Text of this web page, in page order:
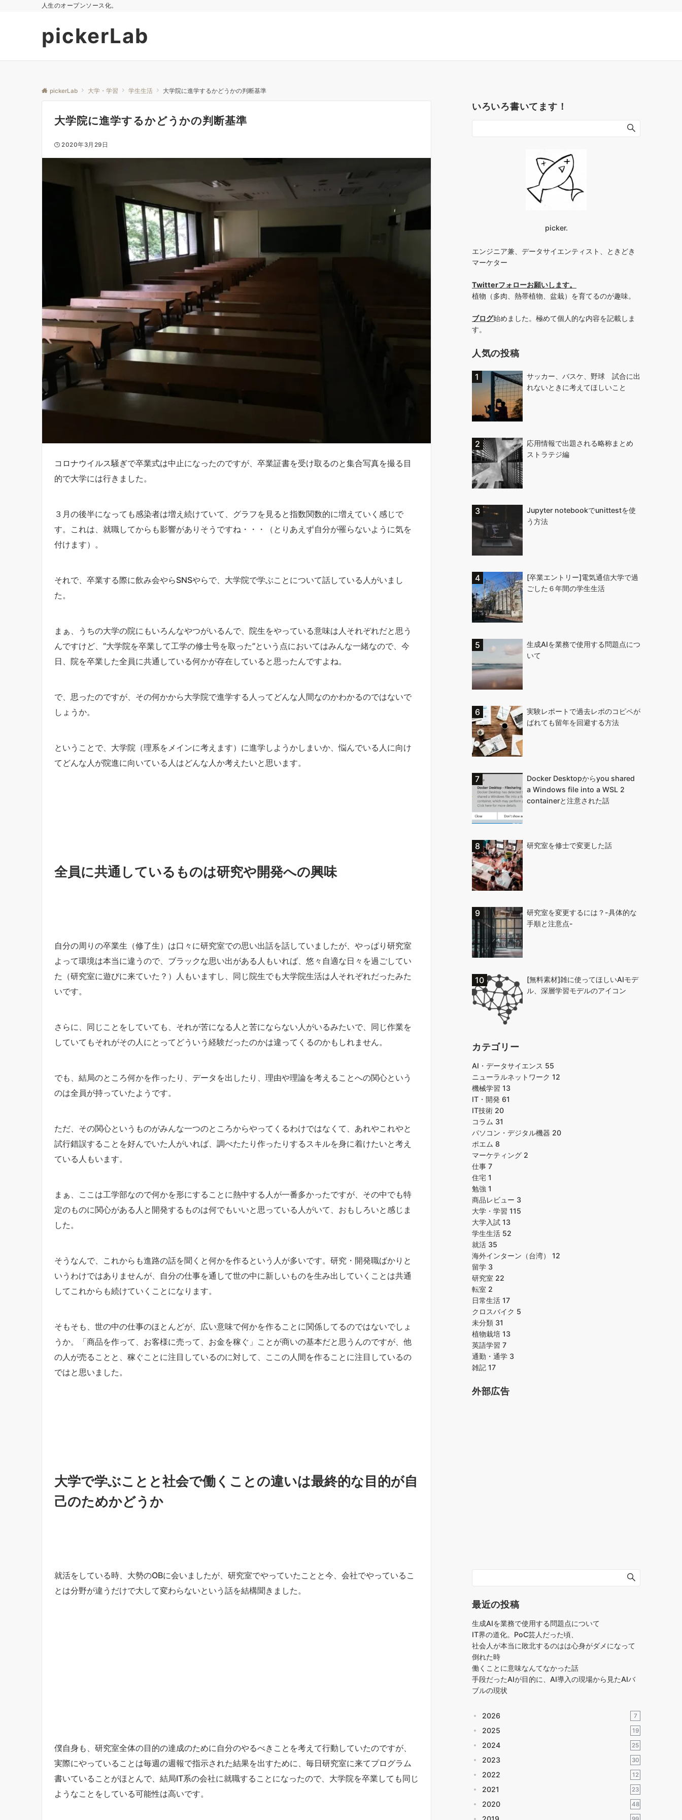
人生のオープンソース化。
pickerLab
pickerLab 大学・学習 学生生活 大学院に進学するかどうかの判断基準
大学院に進学するかどうかの判断基準
2020年3月29日
コロナウイルス騒ぎで卒業式は中止になったのですが、卒業証書を受け取るのと集合写真を撮る目
的で大学には行きました。
３月の後半になっても感染者は増え続けていて、グラフを見ると指数関数的に増えていく感じで
す。これは、就職してからも影響がありそうですね・・・（とりあえず自分が罹らないように気を
付けます）。
それで、卒業する際に飲み会やらSNSやらで、大学院で学ぶことについて話している人がいまし
た。
まぁ、うちの大学の院にもいろんなやつがいるんで、院生をやっている意味は人それぞれだと思う
んですけど、”大学院を卒業して工学の修士号を取った”という点においてはみんな一緒なので、今
日、院を卒業した全員に共通している何かが存在していると思ったんですよね。
で、思ったのですが、その何かから大学院で進学する人ってどんな人間なのかわかるのではないで
しょうか。
ということで、大学院（理系をメインに考えます）に進学しようかしまいか、悩んでいる人に向け
てどんな人が院進に向いている人はどんな人か考えたいと思います。
全員に共通しているものは研究や開発への興味
自分の周りの卒業生（修了生）は口々に研究室での思い出話を話していましたが、やっぱり研究室
よって環境は本当に違うので、ブラックな思い出がある人もいれば、悠々自適な日々を過ごしてい
た（研究室に遊びに来ていた？）人もいますし、同じ院生でも大学院生活は人それぞれだったみた
いです。
さらに、同じことをしていても、それが苦になる人と苦にならない人がいるみたいで、同じ作業を
していてもそれがその人にとってどういう経験だったのかは違ってくるのかもしれません。
でも、結局のところ何かを作ったり、データを出したり、理由や理論を考えることへの関心という
のは全員が持っていたようです。
ただ、その関心というものがみんな一つのところからやってくるわけではなくて、あれやこれやと
試行錯誤することを好んでいた人がいれば、調べたたり作ったりするスキルを身に着けたいと考え
ている人もいます。
まぁ、ここは工学部なので何かを形にすることに熱中する人が一番多かったですが、その中でも特
定のものに関心がある人と開発するものは何でもいいと思っている人がいて、おもしろいと感じま
した。
そうなんで、これからも進路の話を聞くと何かを作るという人が多いです。研究・開発職ばかりと
いうわけではありませんが、自分の仕事を通して世の中に新しいものを生み出していくことは共通
してこれからも続けていくことになります。
そもそも、世の中の仕事のほとんどが、広い意味で何かを作ることに関係してるのではないでしょ
うか。「商品を作って、お客様に売って、お金を稼ぐ」ことが商いの基本だと思うんのですが、他
の人が売ることと、稼ぐことに注目しているのに対して、ここの人間を作ることに注目しているの
ではと思いました。
大学で学ぶことと社会で働くことの違いは最終的な目的が自
己のためかどうか
就活をしている時、大勢のOBに会いましたが、研究室でやっていたことと今、会社でやっているこ
とは分野が違うだけで大して変わらないという話を結構聞きました。
僕自身も、研究室全体の目的の達成のために自分のやるべきことを考えて行動していたのですが、
実際にやっていることは毎週の週報で指示された結果を出すために、毎日研究室に来てプログラム
書いていることがほとんで、結局IT系の会社に就職することになったので、大学院を卒業しても同じ
ようなことをしている可能性は高いです。
いろいろ書いてます！
picker.
エンジニア兼、データサイエンティスト、ときどき
マーケター
Twitterフォローお願いします。
植物（多肉、熱帯植物、盆栽）を育てるのが趣味。
ブログ始めました。極めて個人的な内容を記載しま
す。
人気の投稿
サッカー、バスケ、野球 試合に出
れないときに考えてほしいこと
応用情報で出題される略称まとめ
ストラテジ編
Jupyter notebookでunittestを使
う方法
[卒業エントリー]電気通信大学で過
ごした６年間の学生生活
生成AIを業務で使用する問題点につ
いて
実験レポートで過去レポのコピペが
ばれても留年を回避する方法
Docker Desktopからyou shared
a Windows file into a WSL 2
containerと注意された話
研究室を修士で変更した話
研究室を変更するには？-具体的な
手順と注意点-
[無料素材]雑に使ってほしいAIモデ
ル、深層学習モデルのアイコン
カテゴリー
AI・データサイエンス 55
ニューラルネットワーク 12
機械学習 13
IT・開発 61
IT技術 20
コラム 31
パソコン・デジタル機器 20
ポエム 8
マーケティング 2
仕事 7
住宅 1
勉強 1
商品レビュー 3
大学・学習 115
大学入試 13
学生生活 52
就活 35
海外インターン（台湾） 12
留学 3
研究室 22
転室 2
日常生活 17
クロスバイク 5
未分類 31
植物栽培 13
英語学習 7
通勤・通学 3
雑記 17
外部広告
最近の投稿
生成AIを業務で使用する問題点について
IT界の道化。PoC芸人だった頃、
社会人が本当に敗北するのはは心身がダメになって
倒れた時
働くことに意味なんてなかった話
手段だったAIが目的に、AI導入の現場から見たAIバ
ブルの現状
2026 7
2025 19
2024 25
2023 30
2022 12
2021 23
2020 48